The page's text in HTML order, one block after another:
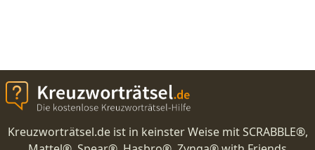
Kreuzworträtsel.de ist in keinster Weise mit SCRABBLE®,